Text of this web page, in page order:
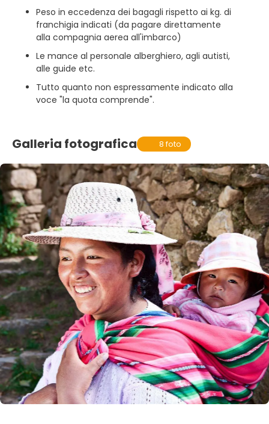
Peso in eccedenza dei bagagli rispetto ai kg. di
franchigia indicati (da pagare direttamente
alla compagnia aerea all'imbarco)
Le mance al personale alberghiero, agli autisti,
alle guide etc.
Tutto quanto non espressamente indicato alla
voce "la quota comprende".
Galleria fotografica 8 foto